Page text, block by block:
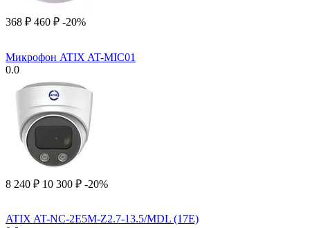
‍368‍ ₽ ‍460‍ ₽ -20%
Микрофон ATIX AT-MIC01
0.0
8 240 ₽ 10 300 ₽ -20%
ATIX AT-NC-2E5M-Z2.7-13.5/MDL (17E)